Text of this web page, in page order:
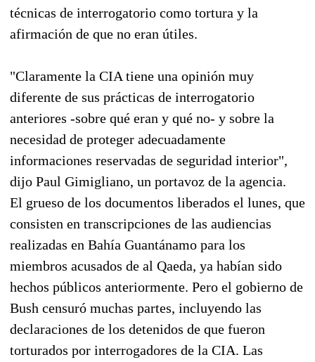
técnicas de interrogatorio como tortura y la
afirmación de que no eran útiles.
"Claramente la CIA tiene una opinión muy
diferente de sus prácticas de interrogatorio
anteriores -sobre qué eran y qué no- y sobre la
necesidad de proteger adecuadamente
informaciones reservadas de seguridad interior",
dijo Paul Gimigliano, un portavoz de la agencia.
El grueso de los documentos liberados el lunes, que
consisten en transcripciones de las audiencias
realizadas en Bahía Guantánamo para los
miembros acusados de al Qaeda, ya habían sido
hechos públicos anteriormente. Pero el gobierno de
Bush censuró muchas partes, incluyendo las
declaraciones de los detenidos de que fueron
torturados por interrogadores de la CIA. Las